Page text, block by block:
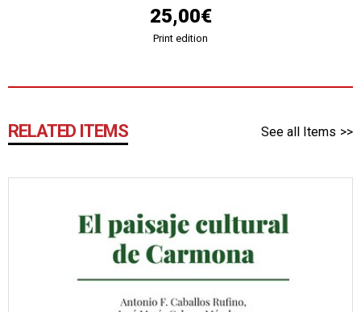
25,00€
Print edition
RELATED ITEMS See all Items